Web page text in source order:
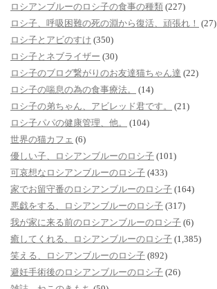
ロシアンブルーのロシ子の食事の種類 (227)
ロシ子、呼吸困難の死の淵から復活、頑張れ！ (27)
ロシ子とアビのすけ (350)
ロシ子とネブライザー (30)
ロシ子のブログ繋がりのお友達猫ちゃん達 (22)
ロシ子の喘息の為の食事療法。
(14)
ロシ子の弟ちゃん、アビレッド君です。
(21)
ロシ子パパの健康管理、他。
(104)
世界の猫カフェ (6)
優しい子、ロシアンブルーのロシ子 (101)
可哀想なロシアンブルーのロシ子 (433)
家でお留守番のロシアンブルーのロシ子 (164)
悪戯をする、ロシアンブルーのロシ子 (317)
我が家に来る前のロシアンブルーのロシ子 (6)
癒してくれる、ロシアンブルーのロシ子 (1,385)
笑える、ロシアンブルーのロシ子 (892)
避妊手術後のロシアンブルーのロシ子 (26)